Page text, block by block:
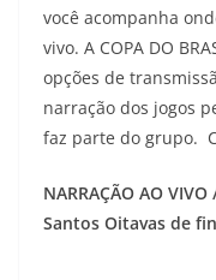
você acompanha
vivo. A COPA DO
opções de
narração dos jogos
faz parte do grupo.
NARRAÇÃO AO
Santos Oitavas de